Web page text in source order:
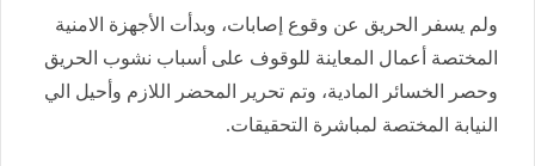
ولم يسفر الحريق عن وقوع إصابات، وبدأت الأجهزة الامنية
المختصة أعمال المعاينة للوقوف على أسباب نشوب الحريق
وحصر الخسائر المادية، وتم تحرير المحضر اللازم وأحيل الي
النيابة المختصة لمباشرة التحقيقات.